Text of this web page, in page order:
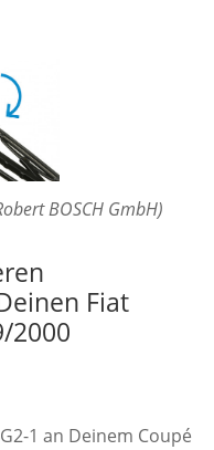
BOSCH GmbH)
Fiat
2000
1 an Deinem Coupé